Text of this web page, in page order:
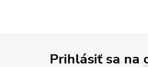
Prihlásiť sa na